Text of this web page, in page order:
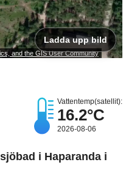
and the GIS User Community
Ladda upp bild
Vattentemp(satellit):
16.2°C
2026-08-06
i Haparanda i